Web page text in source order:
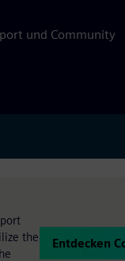
und Community
the
Entdecken